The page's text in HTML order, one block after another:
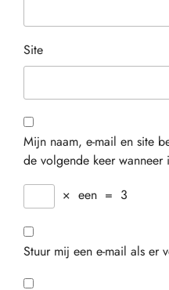
Site
Mijn naam, e-mail en site
de volgende keer wanneer
× een = 3
Stuur mij een e-mail als er